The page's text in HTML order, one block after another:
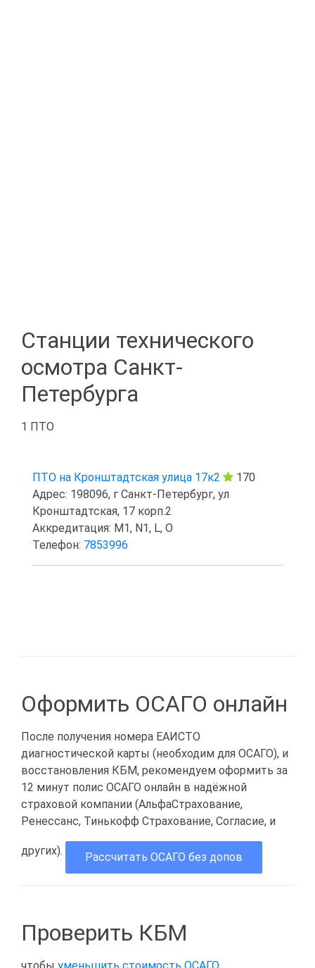
Станции технического
осмотра Санкт-
Петербурга
1 ПТО
ПТО на Кронштадтская улица 17к2
170
Адрес: 198096, г Санкт-Петербург, ул
Кронштадтская, 17 корп.2
Аккредитация: M1, N1, L, O
Телефон: 7853996
Оформить ОСАГО онлайн
После получения номера ЕАИСТО
диагностической карты (необходим для ОСАГО), и
восстановления КБМ, рекомендуем оформить за
12 минут полис ОСАГО онлайн в надёжной
страховой компании (АльфаСтрахование,
Ренессанс, Тинькофф Страхование, Согласие, и
других). Рассчитать ОСАГО без допов
Проверить КБМ